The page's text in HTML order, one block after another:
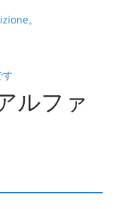
。
す
ルファ